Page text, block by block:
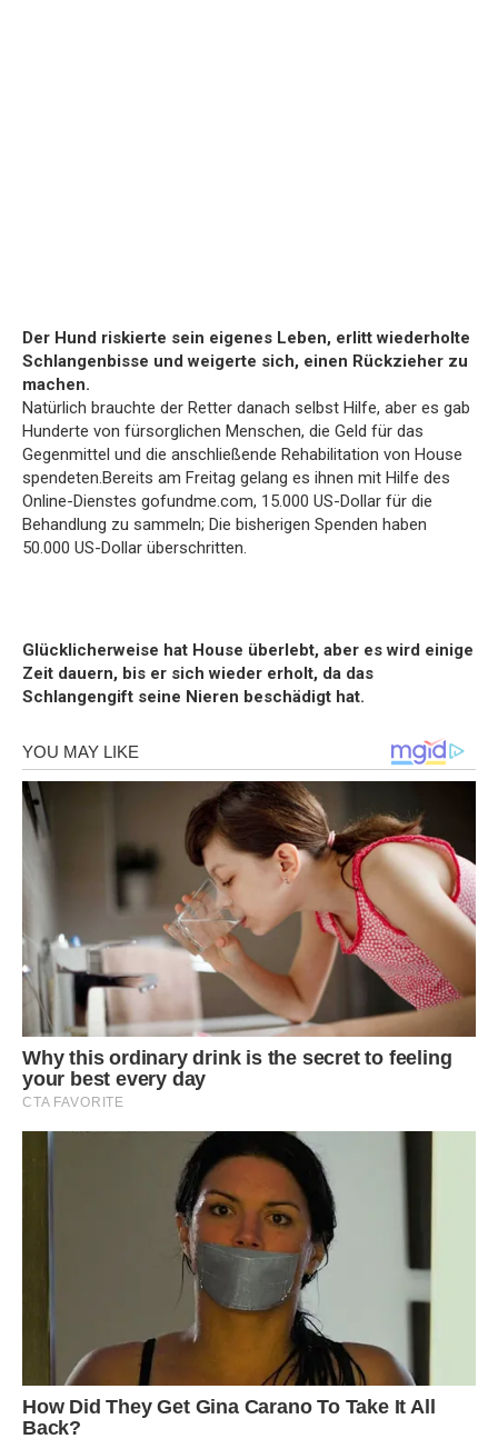
Der Hund riskierte sein eigenes Leben, erlitt wiederholte
Schlangenbisse und weigerte sich, einen Rückzieher zu
machen.
Natürlich brauchte der Retter danach selbst Hilfe, aber es gab
Hunderte von fürsorglichen Menschen, die Geld für das
Gegenmittel und die anschließende Rehabilitation von House
spendeten.Bereits am Freitag gelang es ihnen mit Hilfe des
Online-Dienstes gofundme.com, 15.000 US-Dollar für die
Behandlung zu sammeln; Die bisherigen Spenden haben
50.000 US-Dollar überschritten.
Glücklicherweise hat House überlebt, aber es wird einige
Zeit dauern, bis er sich wieder erholt, da das
Schlangengift seine Nieren beschädigt hat.